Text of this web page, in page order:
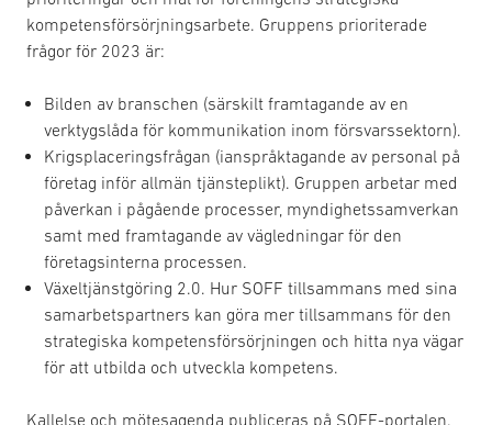
kompetensförsörjningsarbete. Gruppens prioriterade
frågor för 2023 är:
Bilden av branschen (särskilt framtagande av en
verktygslåda för kommunikation inom försvarssektorn).
Krigsplaceringsfrågan (ianspråktagande av personal på
företag inför allmän tjänsteplikt). Gruppen arbetar med
påverkan i pågående processer, myndighetssamverkan
samt med framtagande av vägledningar för den
företagsinterna processen.
Växeltjänstgöring 2.0. Hur SOFF tillsammans med sina
samarbetspartners kan göra mer tillsammans för den
strategiska kompetensförsörjningen och hitta nya vägar
för att utbilda och utveckla kompetens.
Kallelse och mötesagenda publiceras på SOFF-portalen.